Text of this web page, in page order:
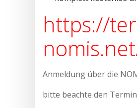
https://
Anmeldung über die
bitte beachte den